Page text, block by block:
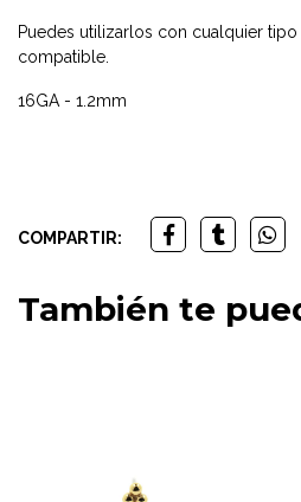
Puedes utilizarlos con cualquier
compatible.
16GA - 1.2mm
COMPARTIR:
También te